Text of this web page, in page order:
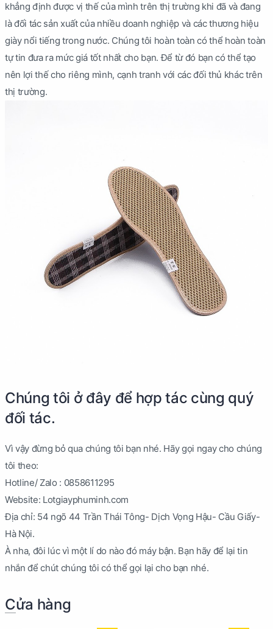
khẳng định được vị thế của mình trên thị trường khi đã và đang
là đối tác sản xuất của nhiều doanh nghiệp và các thương hiệu
giày nổi tiếng trong nước. Chúng tôi hoàn toàn có thể hoàn toàn
tự tin đưa ra mức giá tốt nhất cho bạn. Để từ đó bạn có thể tạo
nên lợi thế cho riêng mình, cạnh tranh với các đối thủ khác trên
thị trường.
Chúng tôi ở đây để hợp tác cùng quý
đối tác.
Vì vậy đừng bỏ qua chúng tôi bạn nhé. Hãy gọi ngay cho chúng
tôi theo:
Hotline/ Zalo : 0858611295
Website: Lotgiayphuminh.com
Địa chỉ: 54 ngõ 44 Trần Thái Tông- Dịch Vọng Hậu- Cầu Giấy-
Hà Nội.
À nha, đôi lúc vì một lí do nào đó máy bận. Bạn hãy để lại tin
nhắn để chút chúng tôi có thể gọi lại cho bạn nhé.
Cửa hàng